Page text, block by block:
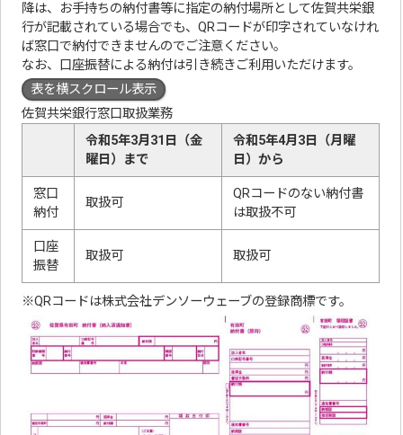
降は、お手持ちの納付書等に指定の納付場所として佐賀共栄銀
行が記載されている場合でも、QRコードが印字されていなけれ
ば窓口で納付できませんのでご注意ください。
なお、口座振替による納付は引き続きご利用いただけます。
表を横スクロール表示
佐賀共栄銀行窓口取扱業務
令和5年3月31日（金
曜日）まで
令和5年4月3日（月曜
日）から
窓口
納付
取扱可
QRコードのない納付書
は取扱不可
口座
振替
取扱可 取扱可
※QRコードは株式会社デンソーウェーブの登録商標です。